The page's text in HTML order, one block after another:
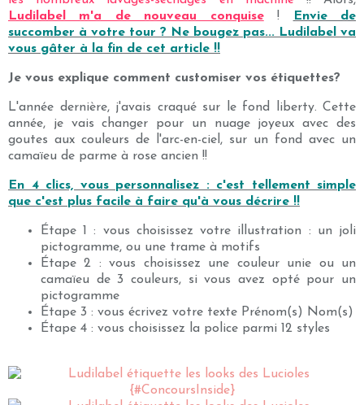
Ludilabel m'a de nouveau conquise!
Envie de
succomber à votre tour ? Ne bougez pas... Ludilabel va
vous gâter à la fin de cet article !!
Je vous explique comment customiser vos étiquettes?
L'année dernière, j'avais craqué sur le fond liberty. Cette
année, je vais changer pour un nuage joyeux avec des
goutes aux couleurs de l'arc-en-ciel, sur un fond avec un
camaïeu de parme à rose ancien !!
En 4 clics, vous personnalisez : c'est tellement simple
que c'est plus facile à faire qu'à vous décrire !!
Étape 1 : vous choisissez votre illustration : un joli
pictogramme, ou une trame à motifs
Étape 2 : vous choisissez une couleur unie ou un
camaïeu de 3 couleurs, si vous avez opté pour un
pictogramme
Étape 3 : vous écrivez votre texte Prénom(s) Nom(s)
Étape 4 : vous choisissez la police parmi 12 styles